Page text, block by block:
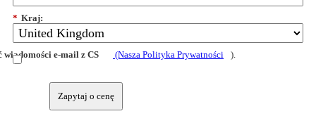
* Kraj:
e-mail z CS (Nasza Polityka Prywatności ).
Zapytaj o cenę